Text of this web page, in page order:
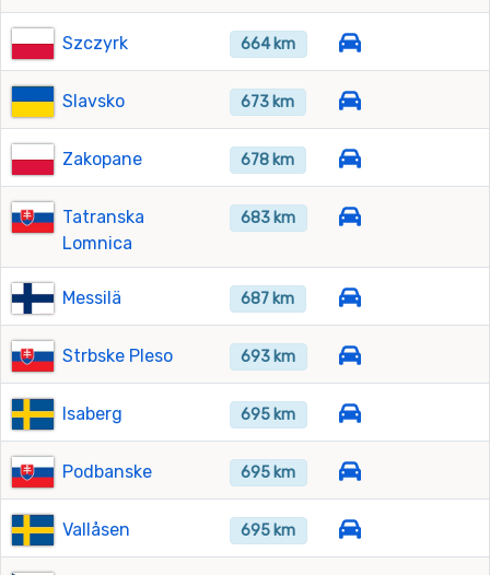
Szczyrk 664 km
Slavsko 673 km
Zakopane 678 km
Tatranska
Lomnica
683 km
Messilä 687 km
Strbske Pleso 693 km
Isaberg 695 km
Podbanske 695 km
Vallåsen 695 km